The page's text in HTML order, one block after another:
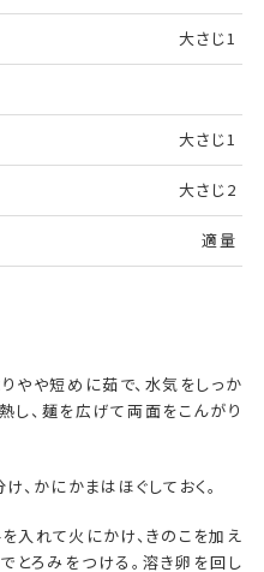
大さじ1
大さじ1
大さじ2
適量
やや短めに茹で、水気をしっか
し、麺を広げて両面をこんがり
、かにかまはほぐしておく。
を入れて火にかけ、きのこを加え
とろみをつける。溶き卵を回し